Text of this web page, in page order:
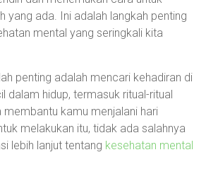
yang ada. Ini adalah langkah penting
mental yang seringkali kita
penting adalah mencari kehadiran di
dalam hidup, termasuk ritual-ritual
membantu kamu menjalani hari
melakukan itu, tidak ada salahnya
lebih lanjut tentang kesehatan mental